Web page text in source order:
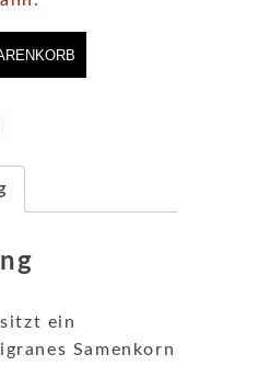
ein
Samenkorn